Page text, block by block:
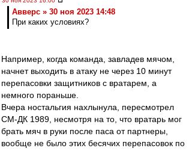
Авверс » 30 ноя 2023 14:48
При каких условиях?
Например, когда команда, завладев мячом,
начнет выходить в атаку не через 10 минут
перепасовки защитников с вратарем, а
немного пораньше.
Вчера ностальгия нахлынула, пересмотрел
СМ-ДК 1989, несмотря на то, что вратарь мог
брать мяч в руки после паса от партнеры,
вообще не было этих бесячих перепасовок по